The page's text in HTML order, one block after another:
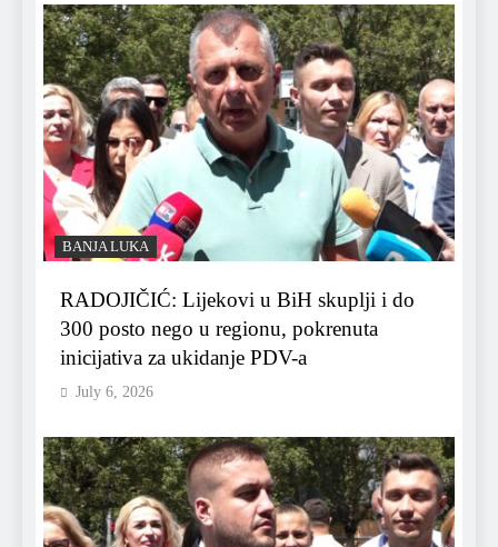
BANJA LUKA
RADOJIČIĆ: Lijekovi u BiH skuplji i do
300 posto nego u regionu, pokrenuta
inicijativa za ukidanje PDV-a
July 6, 2026